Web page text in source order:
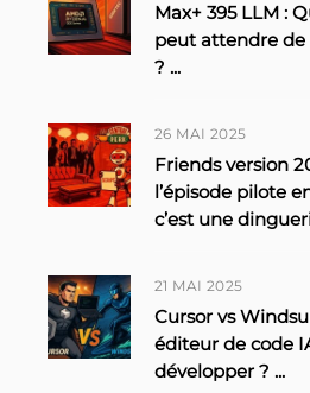
Max+ 395 LLM :
peut attendre de
? ...
26 MAI 2025
Friends version
l’épisode pilote
c’est une
21 MAI 2025
Cursor vs
éditeur de code
développer ? ...